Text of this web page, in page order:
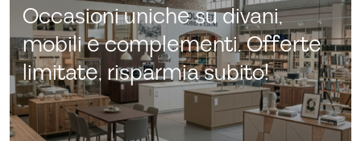
Occasioni uniche su divani,
mobili e complementi. Offerte
limitate, risparmia subito!